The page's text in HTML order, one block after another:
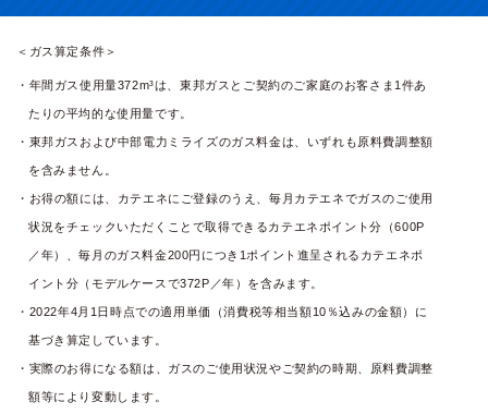
＜ガス算定条件＞
年間ガス使用量372m³は、東邦ガスとご契約のご家庭のお客さま1件あ
たりの平均的な使用量です。
東邦ガスおよび中部電力ミライズのガス料金は、いずれも原料費調整額
を含みません。
お得の額には、カテエネにご登録のうえ、毎月カテエネでガスのご使用
状況をチェックいただくことで取得できるカテエネポイント分（600P
／年）、毎月のガス料金200円につき1ポイント進呈されるカテエネポ
イント分（モデルケースで372P／年）を含みます。
2022年4月1日時点での適用単価（消費税等相当額10％込みの金額）に
基づき算定しています。
実際のお得になる額は、ガスのご使用状況やご契約の時期、原料費調整
額等により変動します。